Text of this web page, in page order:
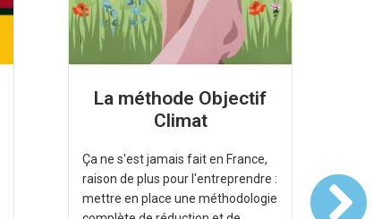
La méthode Objectif
Climat
Ça ne s'est jamais fait en France,
raison de plus pour l'entreprendre :
mettre en place une méthodologie